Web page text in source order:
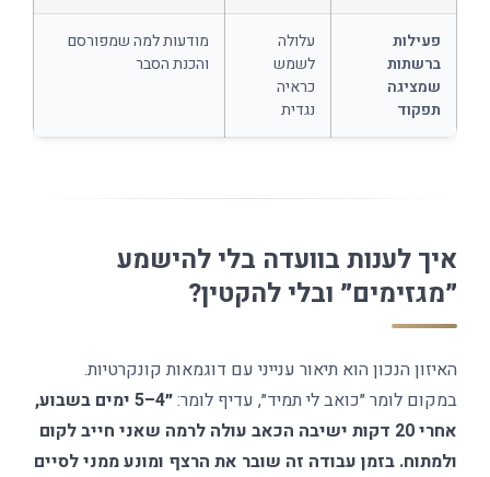
פעילות
ברשתות
שמציגה
תפקוד
עלולה
לשמש
כראיה
נגדית
מודעות למה שמפורסם
והכנת הסבר
איך לענות בוועדה בלי להישמע
״מגזימים״ ובלי להקטין?
האיזון הנכון הוא תיאור ענייני עם דוגמאות קונקרטיות.
במקום לומר ״כואב לי תמיד״, עדיף לומר:
״4–5 ימים בשבוע,
אחרי 20 דקות ישיבה הכאב עולה לרמה שאני חייב לקום
ולמתוח. בזמן עבודה זה שובר את הרצף ומונע ממני לסיים